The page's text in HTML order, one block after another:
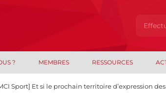
? MEMBRES RESSOURCES
Sport] Et si le prochain territoire d’expression